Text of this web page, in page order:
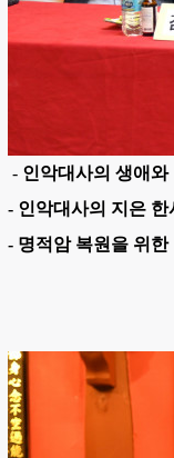
- 인악대사의 생애
- 인악대사의 지은
- 명적암 복원을 위